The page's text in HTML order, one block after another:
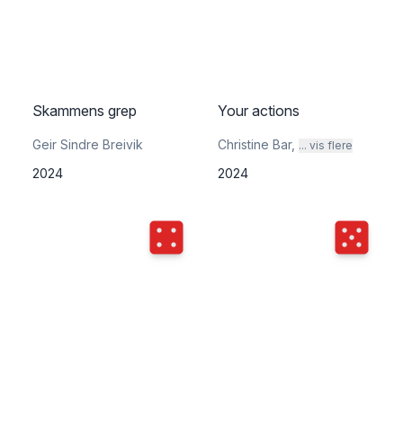
Skammens grep
Geir Sindre Breivik
2024
Your actions
Christine Bar, ... vis flere
2024
Terningkast